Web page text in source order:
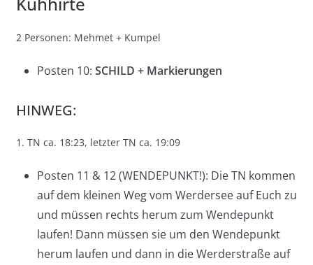
2 Personen: Mehmet + Kumpel
Posten 10: SCHILD + Markierungen
HINWEG:
1. TN ca. 18:23, letzter TN ca. 19:09
Posten 11 & 12 (WENDEPUNKT!): Die TN kommen
auf dem kleinen Weg vom Werdersee auf Euch zu
und müssen rechts herum zum Wendepunkt
laufen! Dann müssen sie um den Wendepunkt
herum laufen und dann in die Werderstraße auf